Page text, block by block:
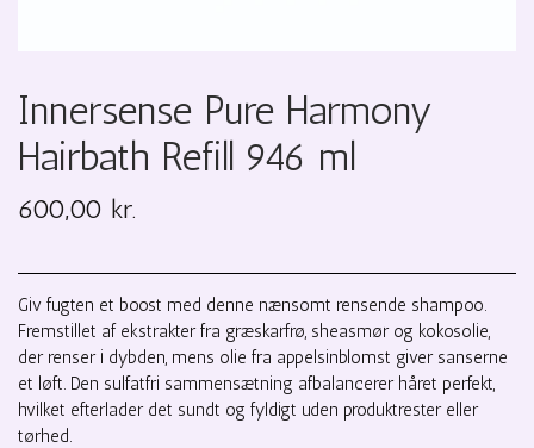
Innersense Pure Harmony
Hairbath Refill 946 ml
600,00 kr.
Giv fugten et boost med denne nænsomt rensende shampoo.
Fremstillet af ekstrakter fra græskarfrø, sheasmør og kokosolie,
der renser i dybden, mens olie fra appelsinblomst giver sanserne
et løft. Den sulfatfri sammensætning afbalancerer håret perfekt,
hvilket efterlader det sundt og fyldigt uden produktrester eller
tørhed.